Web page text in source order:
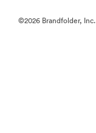
©2026 Brandfolder,